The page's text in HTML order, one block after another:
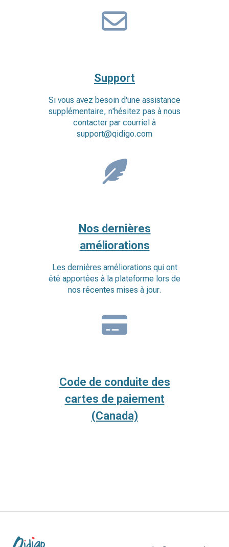
Support
Si vous avez besoin d'une assistance
supplémentaire, n'hésitez pas à nous
contacter par courriel à
support@qidigo.com
Nos dernières
améliorations
Les dernières améliorations qui ont
été apportées à la plateforme lors de
nos récentes mises à jour.
Code de conduite des
cartes de paiement
(Canada)